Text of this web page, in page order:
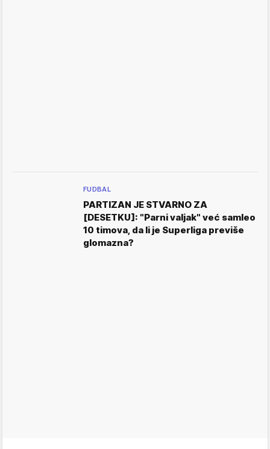
FUDBAL
PARTIZAN JE STVARNO ZA
[DESETKU]: "Parni valjak" već samleo
10 timova, da li je Superliga previše
glomazna?